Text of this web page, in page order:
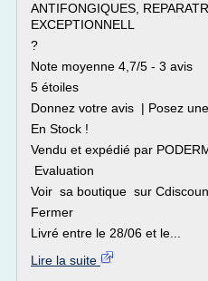
ANTIFONGIQUES,
EXCEPTIONNELL
?
Note moyenne 4,7/5 - 3 avis
5 étoiles
Donnez votre avis | Posez
En Stock !
Vendu et expédié par
Evaluation
Voir sa boutique sur
Fermer
Livré entre le 28/06 et le...
Lire la suite